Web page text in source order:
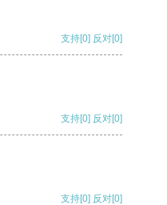
支持[0] 反对[0]
支持[0] 反对[0]
支持[0] 反对[0]